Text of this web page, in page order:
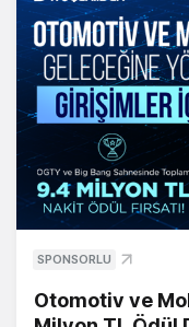
SPONSORLU
Otomotiv ve